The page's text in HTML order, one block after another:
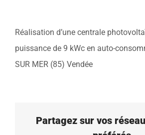
Réalisation d’une centrale
puissance de 9 kWc en auto-
SUR MER (85) Vendée
Partagez sur vos